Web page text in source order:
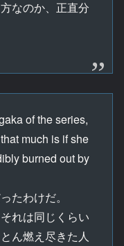
なのか、正直分
of the series,
much is if she
burned out by
たわけだ。
れは同じくらい
ん燃え尽きた人